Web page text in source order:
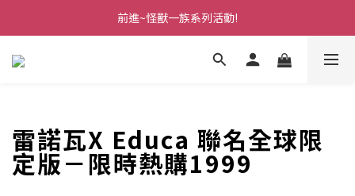
前進~怪獸一族系列活動!
前進~怪獸一族系列活動!
分享美好時光 ∣ APP好友推薦
雷諾瓦X Educa 聯名全球限
定版－限時熱購1999